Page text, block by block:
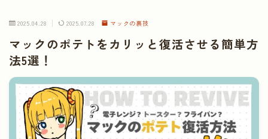
2025.04.28 2025.07.28 マックの裏技
マックのポテトをカリッと復活させる簡単方
法5選！